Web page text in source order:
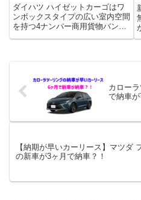
ダイハツ ハイゼットカーゴはワ
ンボックスタイプの広い室内空間
を持つ4ナンバー商用貨物バンの
の...
カロー
で納車
【納期が早いカーリース】マツダ
の新車が3ヶ月で納車？！